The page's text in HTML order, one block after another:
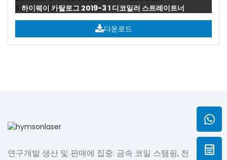
하이웨이 카탈로그 2019-3 1 디코일러 스트레이트너
다운로드
연구개발 생산 및 판매에 집중: 금속 코일 스탬핑, 전